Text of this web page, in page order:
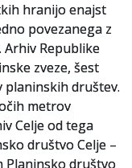
hranijo enajst
povezanega z
Arhiv Republike
zveze, šest
društev.
metrov
Celje od tega
društvo Celje –
Planinsko društvo